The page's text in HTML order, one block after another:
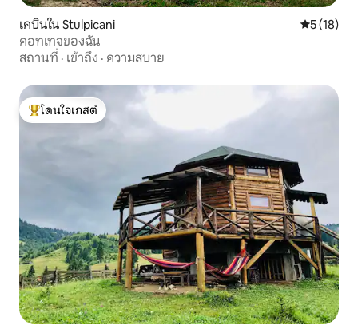
เคบินใน Stulpicani คะแนนเฉลี่
5 (18)
คอทเทจของฉัน
สถานที่ · เข้าถึง · ความสบาย
โดนใจเกสต์ที่สุด
โดนใจเกสต์